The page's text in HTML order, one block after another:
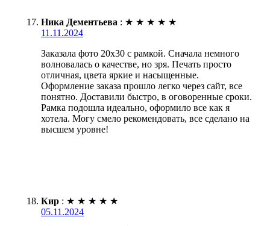
Ника Дементьева : ★ ★ ★ ★ ★
11.11.2024
Заказала фото 20х30 с рамкой. Сначала немного
волновалась о качестве, но зря. Печать просто
отличная, цвета яркие и насыщенные.
Оформление заказа прошло легко через сайт, все
понятно. Доставили быстро, в оговоренные сроки.
Рамка подошла идеально, оформило все как я
хотела. Могу смело рекомендовать, все сделано на
высшем уровне!
Кир : ★ ★ ★ ★ ★
05.11.2024